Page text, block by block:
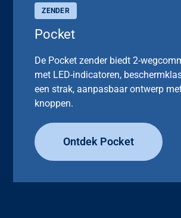
ZENDER
Pocket
De Pocket zender biedt 2-
met LED-indicatoren,
een strak, aanpasbaar ontwerp
knoppen.
Ontdek Pocket